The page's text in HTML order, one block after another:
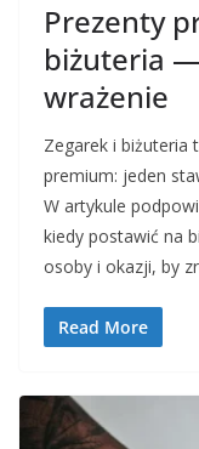
Prezenty
biżuteria
wrażenie
Zegarek i biżuteria
premium: jeden
W artykule
kiedy postawić na
osoby i okazji, by
Read More